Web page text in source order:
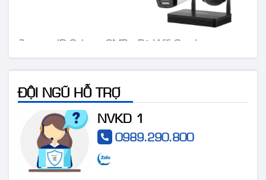
Camera IP Colorvu 2MP
Bộ Wifi Combo
ĐỘI NGŨ HỖ TRỢ
NVKD 1
0989.290.800